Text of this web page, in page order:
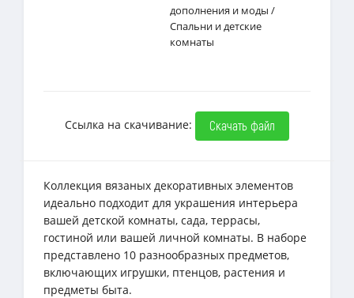
дополнения и моды /
Спальни и детские
комнаты
Ссылка на скачивание: Скачать файл
Коллекция вязаных декоративных элементов
идеально подходит для украшения интерьера
вашей детской комнаты, сада, террасы,
гостиной или вашей личной комнаты. В наборе
представлено 10 разнообразных предметов,
включающих игрушки, птенцов, растения и
предметы быта.